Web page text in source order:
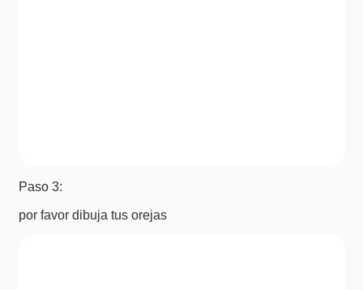
Paso 3:
por favor dibuja tus orejas